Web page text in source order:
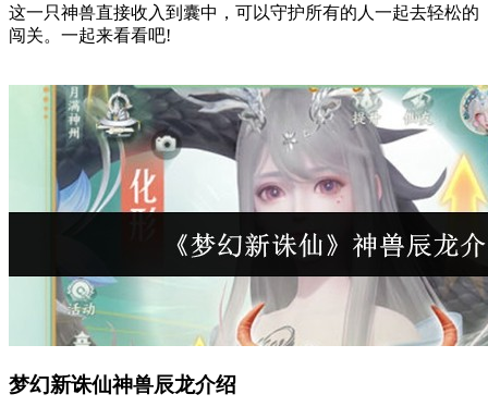
这一只神兽直接收入到囊中，可以守护所有的人一起去轻松的
闯关。一起来看看吧!
梦幻新诛仙神兽辰龙介绍